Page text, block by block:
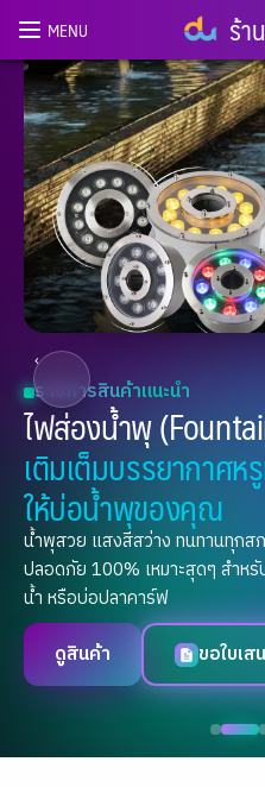
รายการสินค้าแนะนำ
ไฟส่องน้ำพุ
เติมเต็มบรรยากาศห
ให้บ่อน้ำพุของคุณ
น้ำพุสวย แสงสีสว่าง ทนทานทุกส
ปลอดภัย 100% เหมาะสุดๆ สำห
น้ำ หรือบ่อปลาคาร์ฟ
ดูสินค้า
ขอใบเส
‹
ร้า
MENU